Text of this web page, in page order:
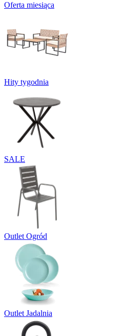
Oferta miesiąca
Hity tygodnia
SALE
Outlet Ogród
Outlet Jadalnia